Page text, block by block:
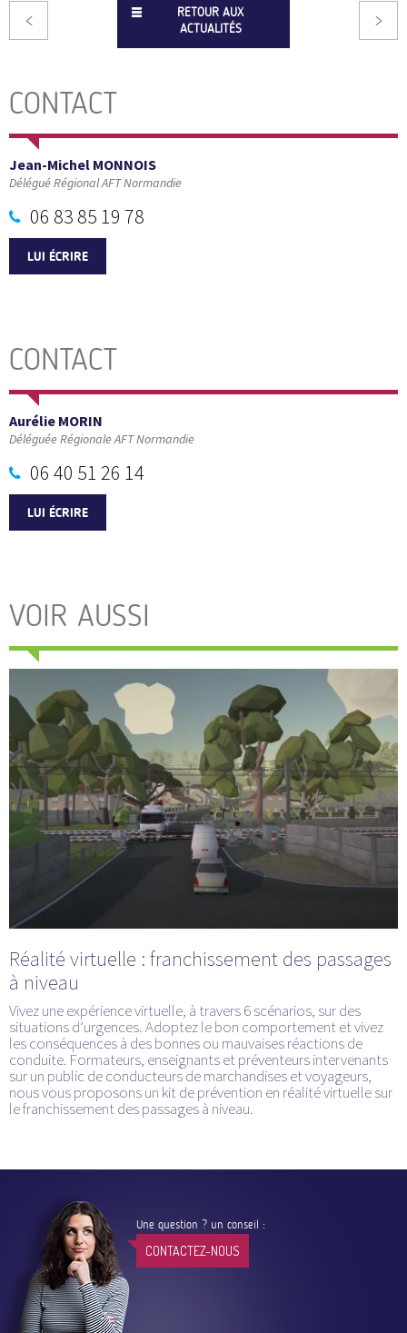
RETOUR AUX
ACTUALITÉS
CONTACT
Jean-Michel MONNOIS
Délégué Régional AFT Normandie
06 83 85 19 78
LUI ÉCRIRE
CONTACT
Aurélie MORIN
Déléguée Régionale AFT Normandie
06 40 51 26 14
LUI ÉCRIRE
VOIR AUSSI
Réalité virtuelle : franchissement des passages
à niveau
Vivez une expérience virtuelle, à travers 6 scénarios, sur des
situations d’urgences. Adoptez le bon comportement et vivez
les conséquences à des bonnes ou mauvaises réactions de
conduite. Formateurs, enseignants et préventeurs intervenants
sur un public de conducteurs de marchandises et voyageurs,
nous vous proposons un kit de prévention en réalité virtuelle sur
le franchissement des passages à niveau.
Une question ? un conseil :
CONTACTEZ-NOUS